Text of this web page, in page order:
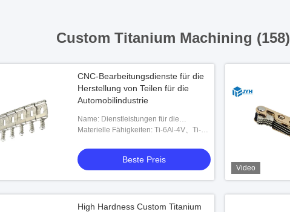
Custom Titanium Machining (158)
CNC-Bearbeitungsdienste für die
Herstellung von Teilen für die
Automobilindustrie
Name: Dienstleistungen für die
Bearbeitung von Titan
Materielle Fähigkeiten: Ti-6Al-4V、Ti-
3、Ti-1023、BT9、BT20、IMI829、
IMI834 oder anpassbar
Beste Preis
Video
High Hardness Custom Titanium